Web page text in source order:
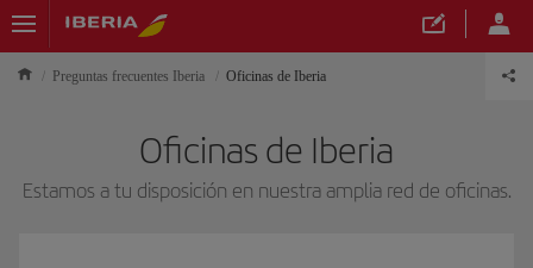
Preguntas frecuentes Iberia Oficinas de Iberia
Oficinas de Iberia
Estamos a tu disposición en nuestra amplia red de oficinas.